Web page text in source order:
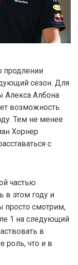
продлении
сезон. Для
Алекса Албона
возможность
Тем не менее
Хорнер
с
частью
в этом году и
просто смотрим,
1 на следующий
в
роль, что и в